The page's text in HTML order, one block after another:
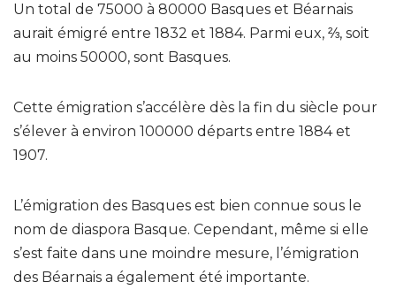
Un total de 75000 à 80000 Basques et Béarnais
aurait émigré entre 1832 et 1884. Parmi eux, ⅔, soit
au moins 50000, sont Basques.
Cette émigration s’accélère dès la fin du siècle pour
s’élever à environ 100000 départs entre 1884 et
1907.
L’émigration des Basques est bien connue sous le
nom de diaspora Basque. Cependant, même si elle
s’est faite dans une moindre mesure, l’émigration
des Béarnais a également été importante.